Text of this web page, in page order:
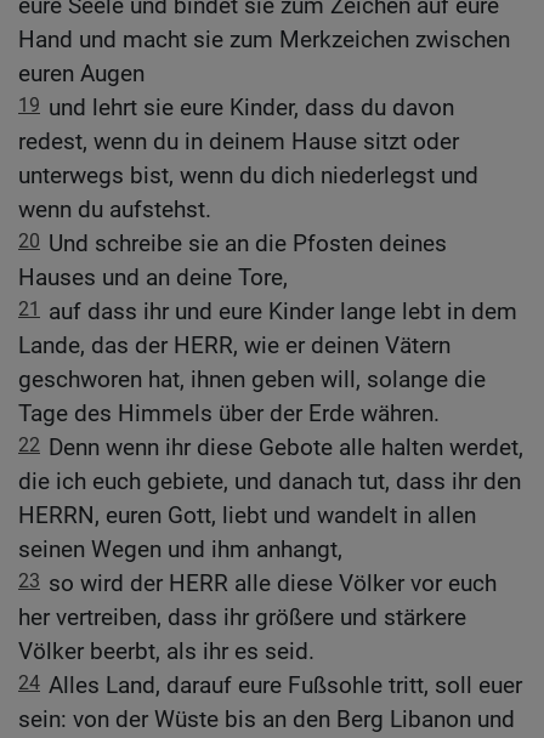
eure Seele und bindet sie zum Zeichen auf eure
Hand und macht sie zum Merkzeichen zwischen
euren Augen
19 und lehrt sie eure Kinder, dass du davon
redest, wenn du in deinem Hause sitzt oder
unterwegs bist, wenn du dich niederlegst und
wenn du aufstehst.
20 Und schreibe sie an die Pfosten deines
Hauses und an deine Tore,
21
auf dass ihr und eure Kinder lange lebt in dem
Lande, das der HERR, wie er deinen Vätern
geschworen hat, ihnen geben will, solange die
Tage des Himmels über der Erde währen.
22 Denn wenn ihr diese Gebote alle halten werdet,
die ich euch gebiete, und danach tut, dass ihr den
HERRN, euren Gott, liebt und wandelt in allen
seinen Wegen und ihm anhangt,
23 so wird der HERR alle diese Völker vor euch
her vertreiben, dass ihr größere und stärkere
Völker beerbt, als ihr es seid.
24 Alles Land, darauf eure Fußsohle tritt, soll euer
sein: von der Wüste bis an den Berg Libanon und